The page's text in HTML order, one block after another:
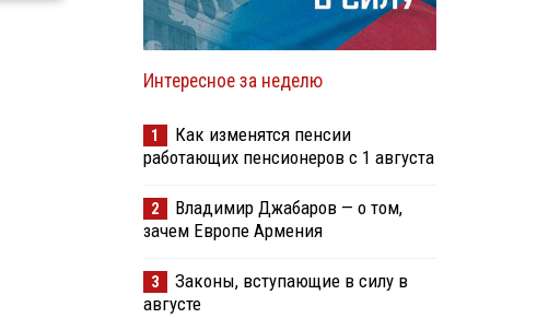
Интересное за неделю
1
Как изменятся пенсии
работающих пенсионеров с 1 августа
2
Владимир Джабаров — о том,
зачем Европе Армения
3
Законы, вступающие в силу в
августе